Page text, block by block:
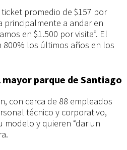
promedio de $157 por
principalmente a andar en
en $1.500 por visita”. El
los últimos años en los
parque de Santiago
con cerca de 88 empleados
técnico y corporativo,
y quieren “dar un